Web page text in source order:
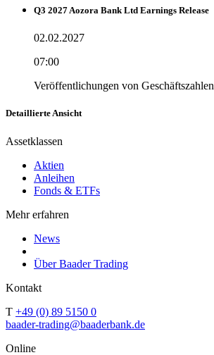
Q3 2027 Aozora Bank Ltd Earnings Release
02.02.2027
07:00
Veröffentlichungen von Geschäftszahlen
Detaillierte Ansicht
Assetklassen
Aktien
Anleihen
Fonds & ETFs
Mehr erfahren
News
Über Baader Trading
Kontakt
T +49 (0) 89 5150 0
baader-trading@baaderbank.de
Online